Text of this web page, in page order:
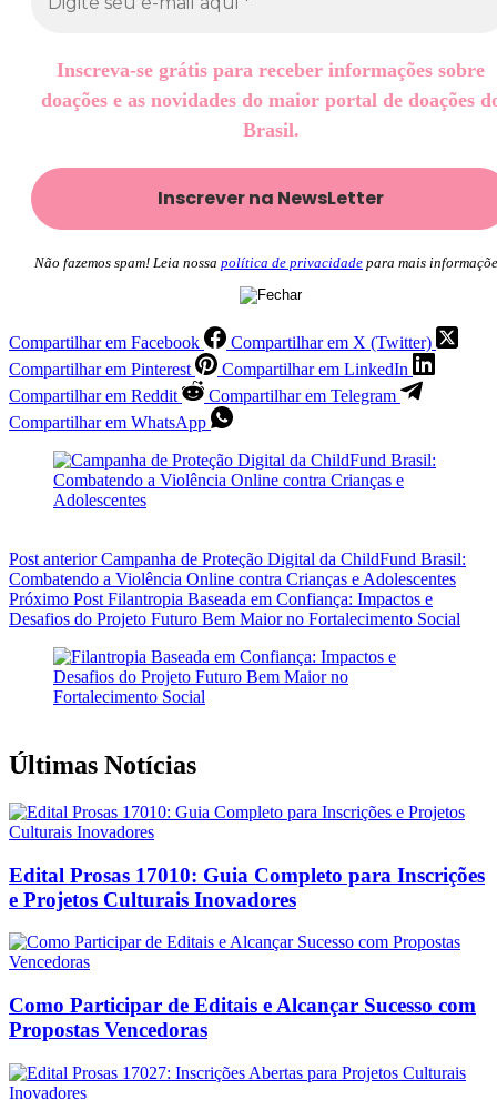
Inscreva-se grátis para receber informações sobre
doações e as novidades do maior portal de doações
Brasil.
Não fazemos spam! Leia nossa política de privacidade para mais
Compartilhar em Facebook
Compartilhar em X (Twitter)
Compartilhar em Pinterest
Compartilhar em LinkedIn
Compartilhar em Reddit
Compartilhar em Telegram
Compartilhar em WhatsApp
Post anteriorCampanha de Proteção Digital da ChildFund Brasil:
Combatendo a Violência Online contra Crianças e Adolescentes
Próximo Post Filantropia Baseada em Confiança: Impactos e
Desafios do Projeto Futuro Bem Maior no Fortalecimento Social
Últimas Notícias
Edital Prosas 17010: Guia Completo para Inscrições
e Projetos Culturais Inovadores
Como Participar de Editais e Alcançar Sucesso com
Propostas Vencedoras